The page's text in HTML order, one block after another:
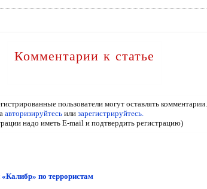
Комментарии к статье
пользователи могут оставлять комментарии.
авторизируйтесьили зарегистрируйтесь.
надо иметь E-mail и подтвердить регистрацию)
по террористам